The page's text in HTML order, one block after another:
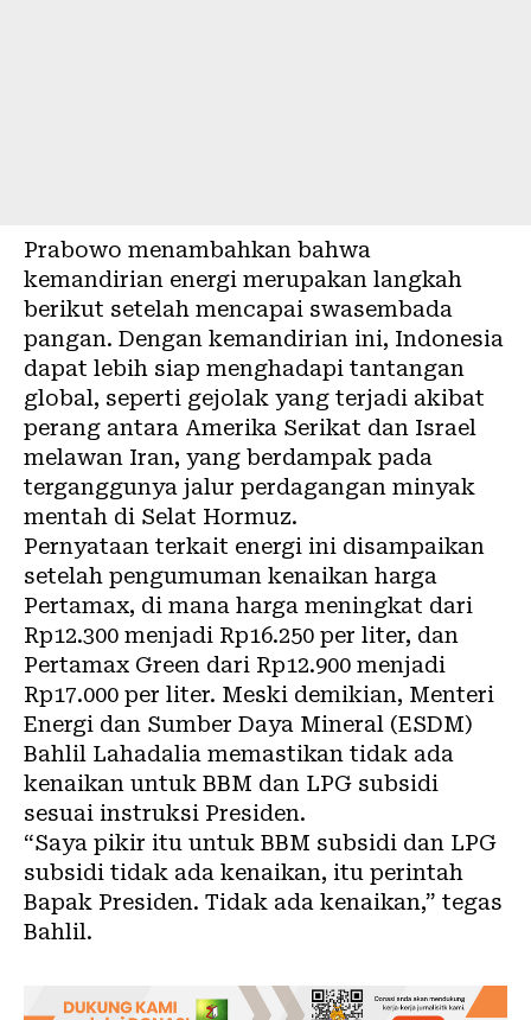
Prabowo menambahkan bahwa
kemandirian energi merupakan langkah
berikut setelah mencapai swasembada
pangan. Dengan kemandirian ini, Indonesia
dapat lebih siap menghadapi tantangan
global, seperti gejolak yang terjadi akibat
perang antara Amerika Serikat dan Israel
melawan Iran, yang berdampak pada
terganggunya jalur perdagangan minyak
mentah di Selat Hormuz.
Pernyataan terkait energi ini disampaikan
setelah pengumuman kenaikan harga
Pertamax, di mana harga meningkat dari
Rp12.300 menjadi Rp16.250 per liter, dan
Pertamax Green dari Rp12.900 menjadi
Rp17.000 per liter. Meski demikian, Menteri
Energi dan Sumber Daya Mineral (ESDM)
Bahlil Lahadalia memastikan tidak ada
kenaikan untuk BBM dan LPG subsidi
sesuai instruksi Presiden.
“Saya pikir itu untuk BBM subsidi dan LPG
subsidi tidak ada kenaikan, itu perintah
Bapak Presiden. Tidak ada kenaikan,” tegas
Bahlil.